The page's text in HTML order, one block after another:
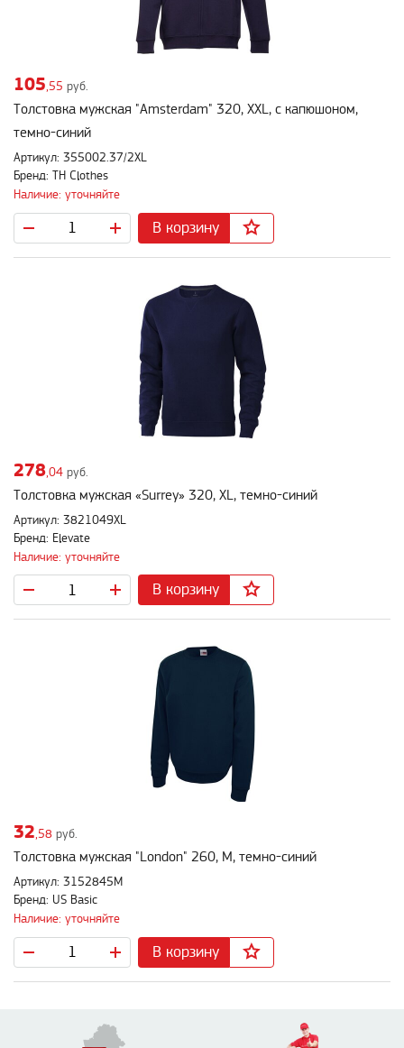
105,55 руб.
Толстовка мужская "Amsterdam" 320, XXL, с капюшоном,
темно-синий
Артикул: 355002.37/2XL
Бренд: TH Clothes
Наличие: уточняйте
В корзину
278 ,04 руб.
Толстовка мужская «Surrey» 320, XL, темно-синий
Артикул: 3821049XL
Бренд: Elevate
Наличие: уточняйте
В корзину
32,58 руб.
Толстовка мужская "London" 260, M, темно-синий
Артикул: 3152845M
Бренд: US Basic
Наличие: уточняйте
В корзину